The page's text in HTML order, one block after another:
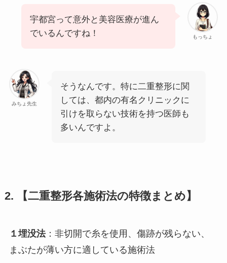
もっちょ
宇都宮って意外と美容医療が進ん
でいるんですね！
みちょ先生
そうなんです。特に二重整形に関
しては、都内の有名クリニックに
引けを取らない技術を持つ医師も
多いんですよ。
2. 【二重整形各施術法の特徴まとめ】
１埋没法：非切開で糸を使用、傷跡が残らない、
まぶたが薄い方に適している施術法